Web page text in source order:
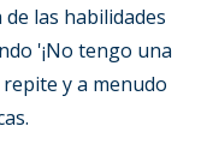
las habilidades
'¡No tengo una
y a menudo